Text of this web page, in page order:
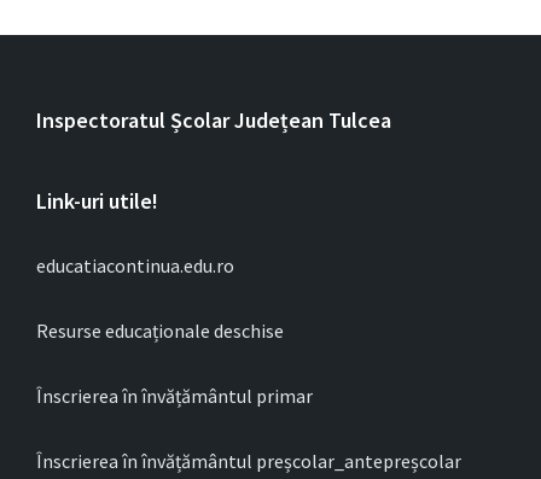
Inspectoratul Școlar Județean Tulcea
Link-uri utile!
educatiacontinua.edu.ro
Resurse educaționale deschise
Înscrierea în învățământul primar
Înscrierea în învățământul preșcolar_antepreșcolar